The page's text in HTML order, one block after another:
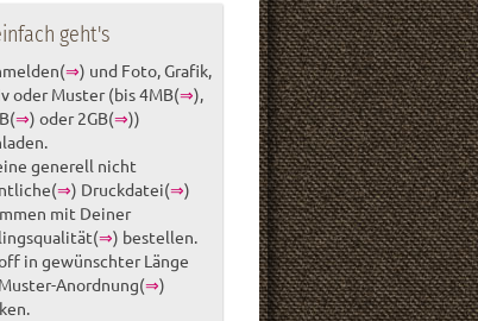
geht's
⇒) und Foto, Grafik,
oder Muster (bis 4MB(⇒),
⇒) oder 2GB(⇒))
generell nicht
⇒) Druckdatei(⇒)
mit Deiner
⇒) bestellen.
in gewünschter Länge
Anordnung(⇒)